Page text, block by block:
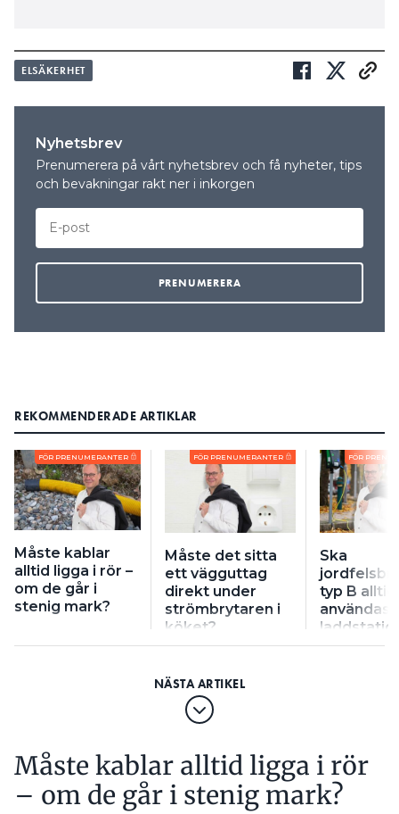
ELSÄKERHET
Nyhetsbrev
Prenumerera på vårt nyhetsbrev och få nyheter, tips
och bevakningar rakt ner i inkorgen
REKOMMENDERADE ARTIKLAR
FÖR PRENUMERANTER
Måste kablar
alltid ligga i rör –
om de går i
stenig mark?
FÖR PRENUMERANTER
Måste det sitta
ett vägguttag
direkt under
strömbrytaren i
köket?
FÖR
Ska
typ B alltid
användas
Måste kablar alltid ligga i rör
– om de går i stenig mark?